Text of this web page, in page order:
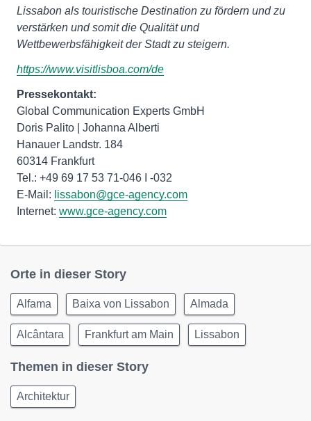
Lissabon als touristische Destination zu fördern und zu
verstärken und somit die Qualität und
Wettbewerbsfähigkeit der Stadt zu steigern.
https://www.visitlisboa.com/de
Pressekontakt:
Global Communication Experts GmbH
Doris Palito | Johanna Alberti
Hanauer Landstr. 184
60314 Frankfurt
Tel.: +49 69 17 53 71-046 I -032
E-Mail: lissabon@gce-agency.com
Internet: www.gce-agency.com
Orte in dieser Story
Alfama Baixa von Lissabon Almada
Alcântara Frankfurt am Main Lissabon
Themen in dieser Story
Architektur